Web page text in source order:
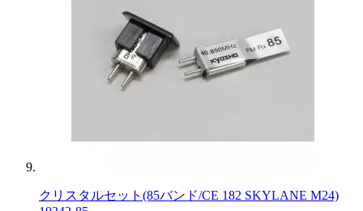
クリスタルセット(85バンド/CE 182 SKYLANE M24)